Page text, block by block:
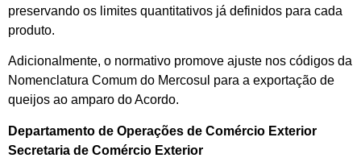
preservando os limites quantitativos já definidos para cada
produto.
Adicionalmente, o normativo promove ajuste nos códigos da
Nomenclatura Comum do Mercosul para a exportação de
queijos ao amparo do Acordo.
Departamento de Operações de Comércio Exterior
Secretaria de Comércio Exterior